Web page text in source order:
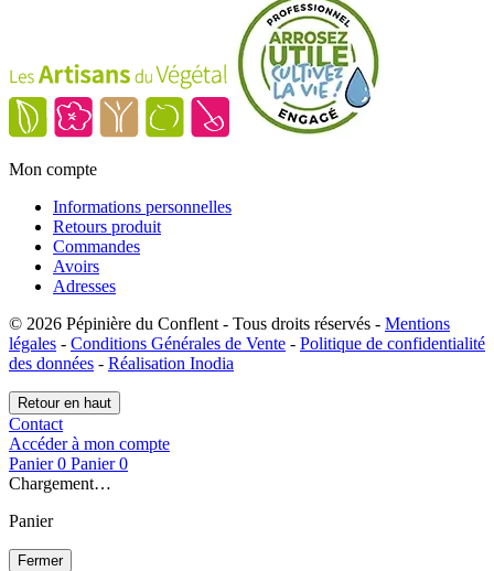
Mon compte
Informations personnelles
Retours produit
Commandes
Avoirs
Adresses
© 2026 Pépinière du Conflent - Tous droits réservés - Mentions
légales - Conditions Générales de Vente - Politique de confidentialité
des données - Réalisation Inodia
Retour en haut
Contact
Accéder à mon compte
Panier 0 Panier 0
Chargement…
Panier
Fermer